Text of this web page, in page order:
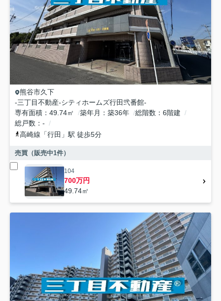
熊谷市久下
-三丁目不動産-シティホームズ行田弐番館-
専有面積
49.74㎡ 築年月 築36年 総階数
6階建
総戸数
-
高崎線 「行田 」駅 徒歩5分
売買（販売中1件）
104
700万円
49.74㎡